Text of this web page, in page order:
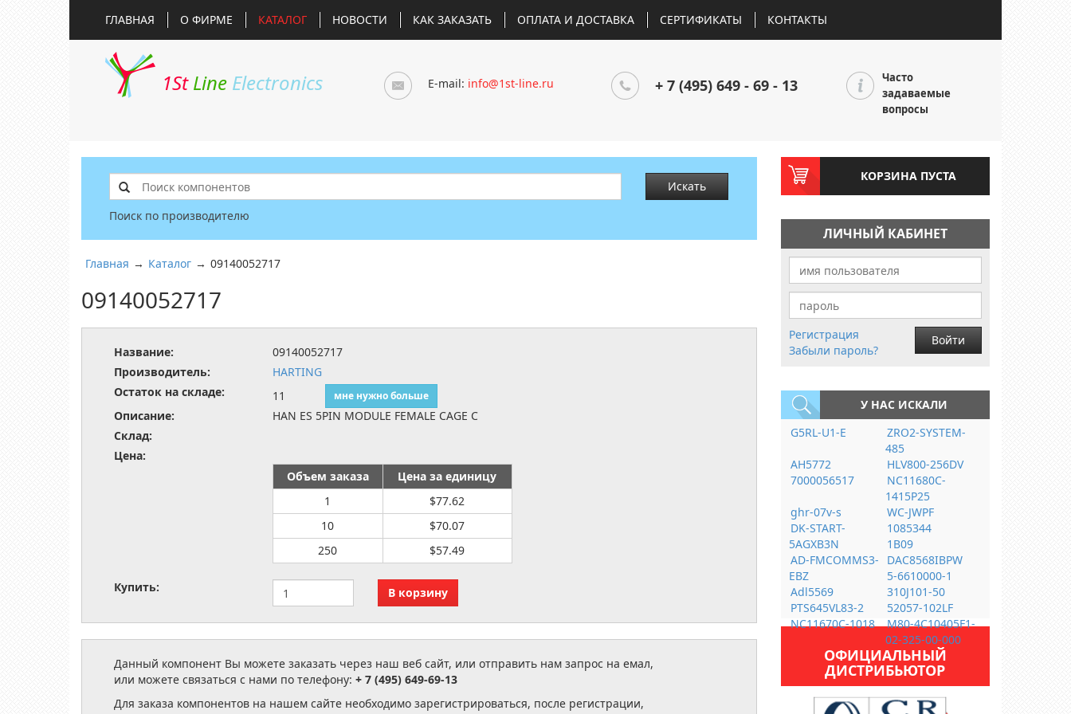
ГЛАВНАЯ О ФИРМЕ КАТАЛОГ НОВОСТИ КАК ЗАКАЗАТЬ ОПЛАТА И ДОСТАВКА СЕРТИФИКАТЫ КОНТАКТЫ
1St Line Electronics E-mail: info@1st-line.ru + 7 (495) 649 - 69 - 13
Часто
задаваемые
вопросы
Искать
Поиск по производителю
Главная → Каталог → 09140052717
09140052717
Название:
09140052717
Производитель:
HARTING
Остаток на складе:
11 мне нужно больше
Описание:
HAN ES 5PIN MODULE FEMALE CAGE C
Склад:
Цена:
Объем заказа
Цена за единицу
1
$77.62
10
$70.07
250
$57.49
Купить:
Данный компонент Вы можете заказать через наш веб сайт, или отправить нам запрос на емал,
или можете связаться с нами по телефону: + 7 (495) 649-69-13
Для заказа компонентов на нашем сайте необходимо зарегистрироваться, после регистрации,
КОРЗИНА ПУСТА
ЛИЧНЫЙ КАБИНЕТ
Регистрация
Забыли пароль?
Войти
У НАС ИСКАЛИ
G5RL-U1-E
ZRO2-SYSTEM-
485
AH5772
HLV800-256DV
7000056517
NC11680C-
1415P25
ghr-07v-s
WC-JWPF
DK-START-
5AGXB3N
1085344
1B09
AD-FMCOMMS3-
EBZ
DAC8568IBPW
5-6610000-1
Adl5569
310J101-50
PTS645VL83-2
52057-102LF
NC11670C-1018
M80-4C10405F1-
02-325-00-000
ОФИЦИАЛЬНЫЙ
ДИСТРИБЬЮТОР